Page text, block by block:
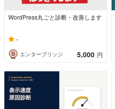
WordPress丸ごと診断・改善します
-
エンターブリッジ 5,000 円